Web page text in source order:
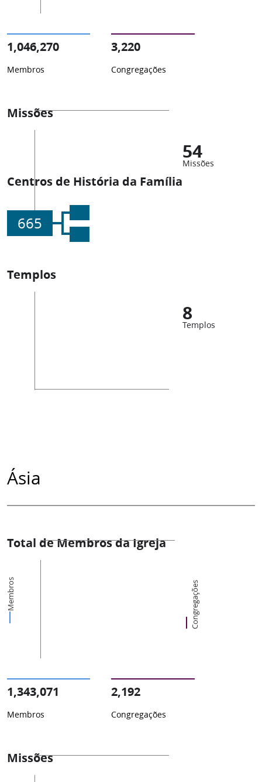
1,046,270
Membros
3,220
Congregações
Missões
54
Missões
Centros de História da Família
665
Templos
8
Templos
Ásia
Total de Membros da Igreja
Membros Congregações
1,343,071
Membros
2,192
Congregações
Missões